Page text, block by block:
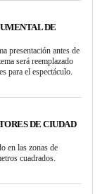
DE
presentación antes de
será reemplazado
para el espectáculo.
DE CIUDAD
en las zonas de
cuadrados.